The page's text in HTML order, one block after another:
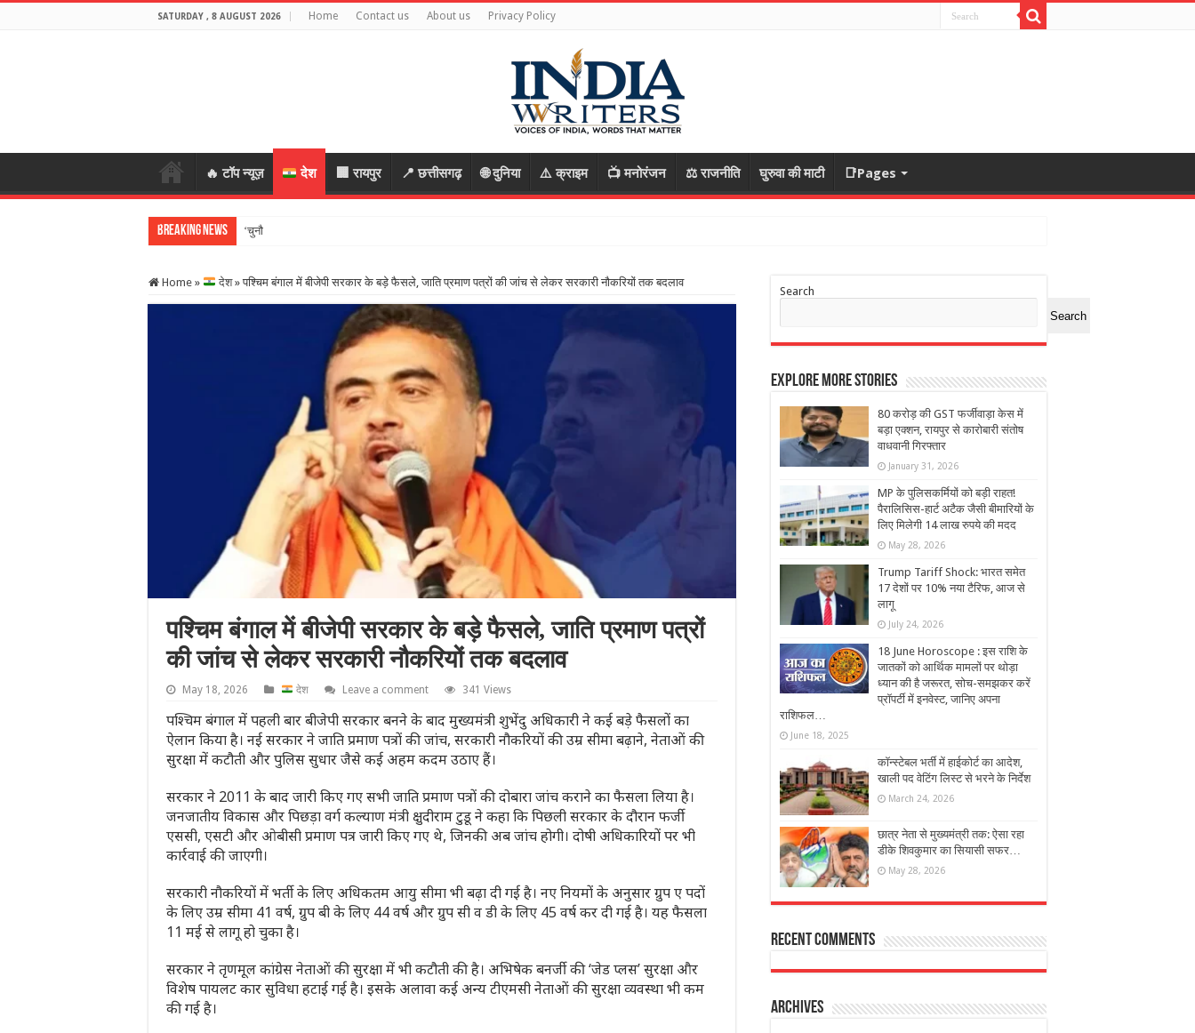
SATURDAY , 8 AUGUST 2026 Home Contact us About us Privacy Policy
🔥 टॉप न्यूज़ देश 🏢 रायपुर 📍 छत्तीसगढ़ 🌐 दुनिया ⚠️ क्राइम 📺 मनोरंजन ⚖️ राजनीति घुरुवा की माटी 📑Pages
Breaking News ‘चुनौतियां आती हैं तो मौके भी…
Home » देश » पश्चिम बंगाल में बीजेपी सरकार के बड़े फैसले, जाति प्रमाण पत्रों की जांच से लेकर सरकारी नौकरियों तक बदलाव
पश्चिम बंगाल में बीजेपी सरकार के बड़े फैसले, जाति प्रमाण पत्रों
की जांच से लेकर सरकारी नौकरियों तक बदलाव
May 18, 2026 देश Leave a comment 341 Views
पश्चिम बंगाल में पहली बार बीजेपी सरकार बनने के बाद मुख्यमंत्री शुभेंदु अधिकारी ने कई बड़े फैसलों का
ऐलान किया है। नई सरकार ने जाति प्रमाण पत्रों की जांच, सरकारी नौकरियों की उम्र सीमा बढ़ाने, नेताओं की
सुरक्षा में कटौती और पुलिस सुधार जैसे कई अहम कदम उठाए हैं।
सरकार ने 2011 के बाद जारी किए गए सभी जाति प्रमाण पत्रों की दोबारा जांच कराने का फैसला लिया है।
जनजातीय विकास और पिछड़ा वर्ग कल्याण मंत्री क्षुदीराम टुडू ने कहा कि पिछली सरकार के दौरान फर्जी
एससी, एसटी और ओबीसी प्रमाण पत्र जारी किए गए थे, जिनकी अब जांच होगी। दोषी अधिकारियों पर भी
कार्रवाई की जाएगी।
सरकारी नौकरियों में भर्ती के लिए अधिकतम आयु सीमा भी बढ़ा दी गई है। नए नियमों के अनुसार ग्रुप ए पदों
के लिए उम्र सीमा 41 वर्ष, ग्रुप बी के लिए 44 वर्ष और ग्रुप सी व डी के लिए 45 वर्ष कर दी गई है। यह फैसला
11 मई से लागू हो चुका है।
सरकार ने तृणमूल कांग्रेस नेताओं की सुरक्षा में भी कटौती की है। अभिषेक बनर्जी की ‘जेड प्लस’ सुरक्षा और
विशेष पायलट कार सुविधा हटाई गई है। इसके अलावा कई अन्य टीएमसी नेताओं की सुरक्षा व्यवस्था भी कम
की गई है।
Search
Search
Explore More Stories
80 करोड़ की GST फर्जीवाड़ा केस में
बड़ा एक्शन, रायपुर से कारोबारी संतोष
वाधवानी गिरफ्तार
January 31, 2026
MP के पुलिसकर्मियों को बड़ी राहत!
पैरालिसिस-हार्ट अटैक जैसी बीमारियों के
लिए मिलेगी 14 लाख रुपये की मदद
May 28, 2026
Trump Tariff Shock: भारत समेत
17 देशों पर 10% नया टैरिफ, आज से
लागू
July 24, 2026
18 June Horoscope : इस राशि के
जातकों को आर्थिक मामलों पर थोड़ा
ध्यान की है जरूरत, सोच-समझकर करें
प्रॉपर्टी में इनवेस्ट, जानिए अपना
राशिफल…
June 18, 2025
कॉन्स्टेबल भर्ती में हाईकोर्ट का आदेश,
खाली पद वेटिंग लिस्ट से भरने के निर्देश
March 24, 2026
छात्र नेता से मुख्यमंत्री तक: ऐसा रहा
डीके शिवकुमार का सियासी सफर…
May 28, 2026
Recent Comments
Archives